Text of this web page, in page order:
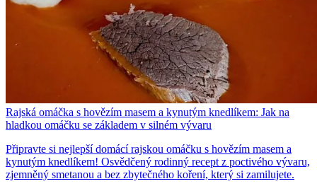
Rajská omáčka s hovězím masem a kynutým knedlíkem: Jak na
hladkou omáčku se základem v silném vývaru
Připravte si nejlepší domácí rajskou omáčku s hovězím masem a
kynutým knedlíkem! Osvědčený rodinný recept z poctivého vývaru,
zjemněný smetanou a bez zbytečného koření, který si zamilujete.